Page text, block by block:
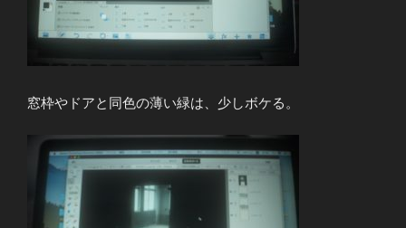
窓枠やドアと同色の薄い緑は、少しボケる。